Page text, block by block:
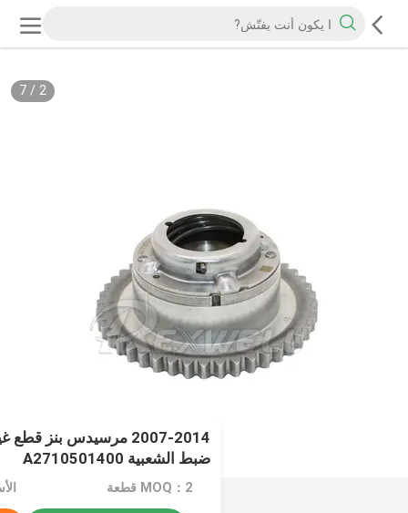
2
/
7
2007-2014 مرسيدس بنز
ضبط الشعبية A2710501400
MOQ：2 قطعة